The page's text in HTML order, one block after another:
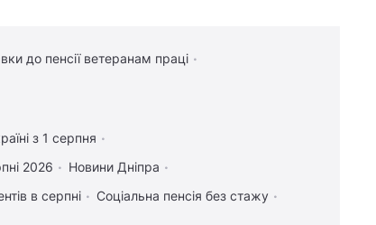
до пенсії ветеранам праці
з 1 серпня
2026
Новини Дніпра
в серпні
Соціальна пенсія без стажу